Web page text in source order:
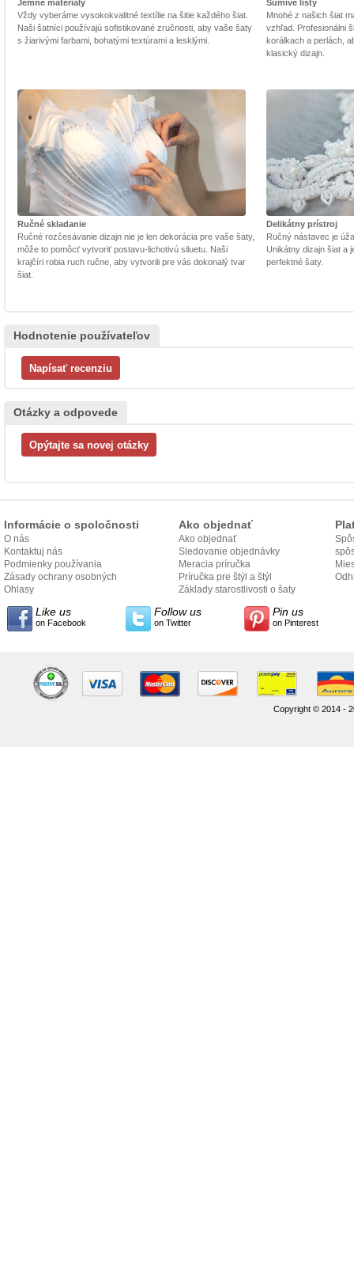
Jemné materiály
Vždy vyberáme vysokokvalitné textílie na šitie každého šiat.
Naši šatníci používajú sofistikované zručnosti, aby vaše šaty
s žiarivými farbami, bohatými textúrami a lesklými.
Šumivé lišty
Mnohé z našich šiat
vzhľad. Profesionálni
korálkach a perlách,
klasický dizajn.
Ručné skladanie
Ručné rozčesávanie dizajn nie je len dekorácia pre vaše šaty,
môže to pomôcť vytvoriť postavu-lichotivú siluetu. Naši
krajčíri robia ruch ručne, aby vytvorili pre vás dokonalý tvar
šiat.
Delikátny prístroj
Ručný nástavec je
Unikátny dizajn šiat a
perfektné šaty.
Hodnotenie používateľov
Otázky a odpovede
Informácie o spoločnosti
O nás
Kontaktuj nás
Podmienky používania
Zásady ochrany osobných
údajov
Ohlasy
Ako objednať
Ako objednať
Sledovanie objednávky
Meracia príručka
Príručka pre štýl a štýl
Základy starostlivosti o šaty
Like us
on Facebook
Follow us
on Twitter
Pin us
on Pinterest
Copyright © 2014 -